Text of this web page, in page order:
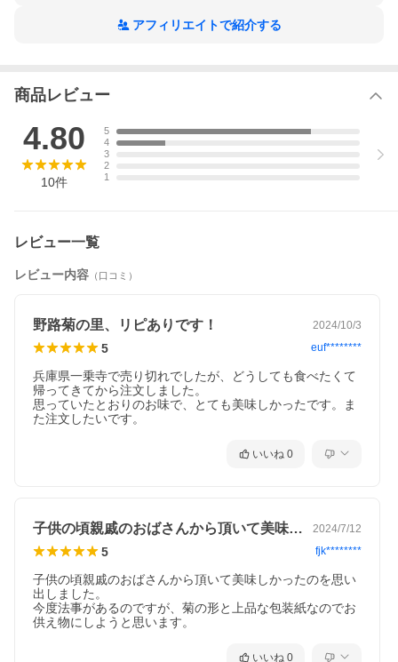
アフィリエイトで紹介する
商品レビュー
4.80
10件
5
4
3
2
1
レビュー一覧
レビュー内容 （口コミ）
野路菊の里、リピありです！ 2024/10/3
5 euf********
兵庫県一乗寺で売り切れでしたが、どうしても食べたくて
帰ってきてから注文しました。
思っていたとおりのお味で、とても美味しかったです。ま
た注文したいです。
いいね 0
子供の頃親戚のおばさんから頂いて美味し… 2024/7/12
5 fjk********
子供の頃親戚のおばさんから頂いて美味しかったのを思い
出しました。
今度法事があるのですが、菊の形と上品な包装紙なのでお
供え物にしようと思います。
いいね 0